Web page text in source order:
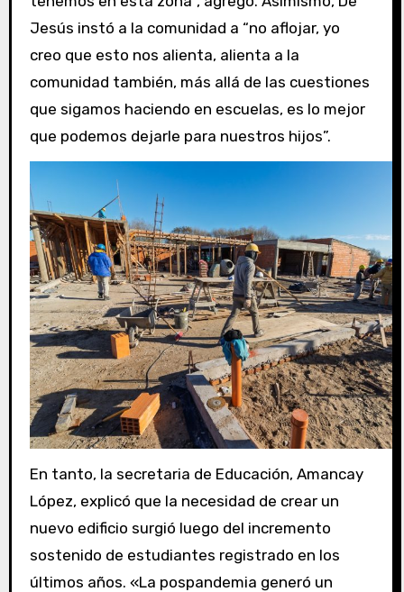
Jesús instó a la comunidad a “no aflojar, yo
creo que esto nos alienta, alienta a la
comunidad también, más allá de las cuestiones
que sigamos haciendo en escuelas, es lo mejor
que podemos dejarle para nuestros hijos”.
En tanto, la secretaria de Educación, Amancay
López, explicó que la necesidad de crear un
nuevo edificio surgió luego del incremento
sostenido de estudiantes registrado en los
últimos años. «La pospandemia generó un